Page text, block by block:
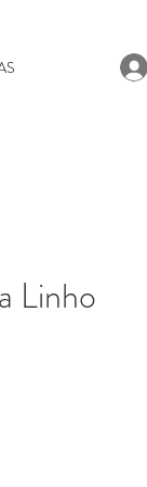
Linho